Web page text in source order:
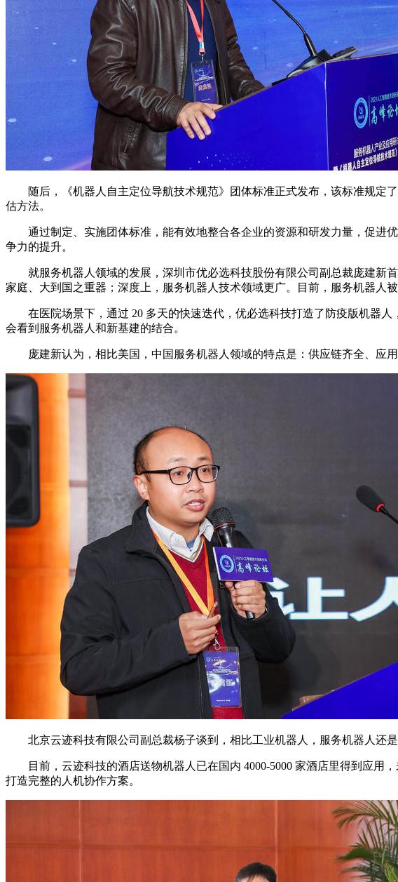
随后，《机器人自主定位导航技术规范》团体标准正式发布，该标准规定
估方法。
通过制定、实施团体标准，能有效地整合各企业的资源和研发力量，促进
争力的提升。
就服务机器人领域的发展，深圳市优必选科技股份有限公司副总裁庞建新
家庭、大到国之重器；深度上，服务机器人技术领域更广。目前，服务机器人
在医院场景下，通过 20 多天的快速迭代，优必选科技打造了防疫版机器人
会看到服务机器人和新基建的结合。
庞建新认为，相比美国，中国服务机器人领域的特点是：供应链齐全、应用
北京云迹科技有限公司副总裁杨子谈到，相比工业机器人，服务机器人还是
目前，云迹科技的酒店送物机器人已在国内 4000-5000 家酒店里得到应用
打造完整的人机协作方案。